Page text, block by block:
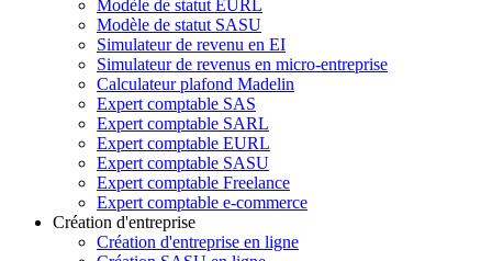
Modèle de statut EURL
Modèle de statut SASU
Simulateur de revenu en EI
Simulateur de revenus en micro-entreprise
Calculateur plafond Madelin
Expert comptable SAS
Expert comptable SARL
Expert comptable EURL
Expert comptable SASU
Expert comptable Freelance
Expert comptable e-commerce
Création d'entreprise
Création d'entreprise en ligne